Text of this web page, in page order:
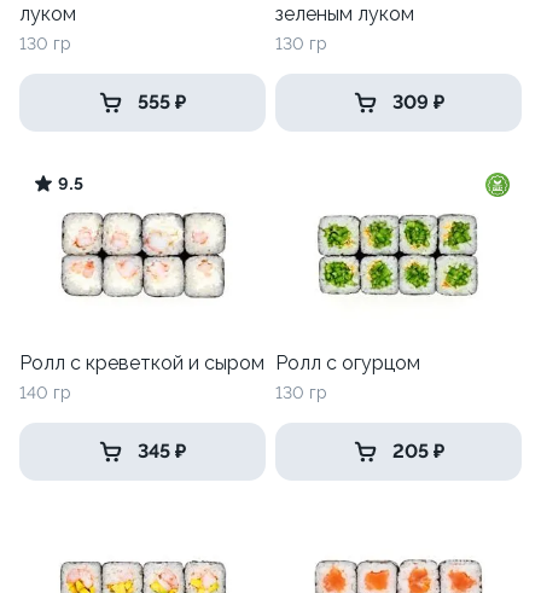
луком
130 гр
555 ₽
зеленым луком
130 гр
309 ₽
9.5
Ролл с креветкой и сыром
140 гр
345 ₽
Ролл с огурцом
130 гр
205 ₽